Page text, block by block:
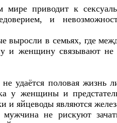
приводит к
и
в семьях, где
и женщину связывают не
половая жизнь
у женщины и
и яйцеводы являются
не рискуют